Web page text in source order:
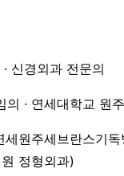
신경외과 전문의
· 연세대학교 원
원주세브란스기독
정형외과)